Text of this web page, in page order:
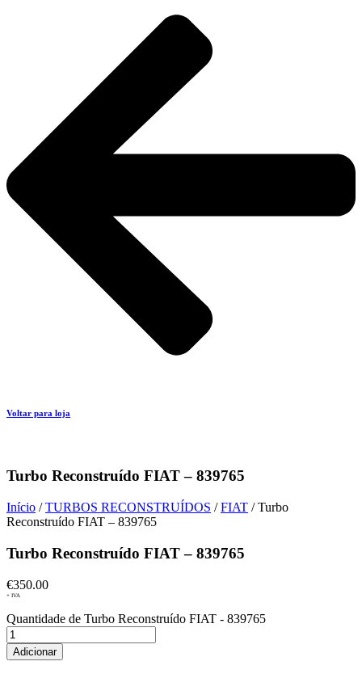
Voltar para loja
Turbo Reconstruído FIAT – 839765
Início /TURBOS RECONSTRUÍDOS /FIAT / Turbo
Reconstruído FIAT – 839765
Turbo Reconstruído FIAT – 839765
€350.00
+ IVA
Quantidade de Turbo Reconstruído FIAT - 839765
Adicionar